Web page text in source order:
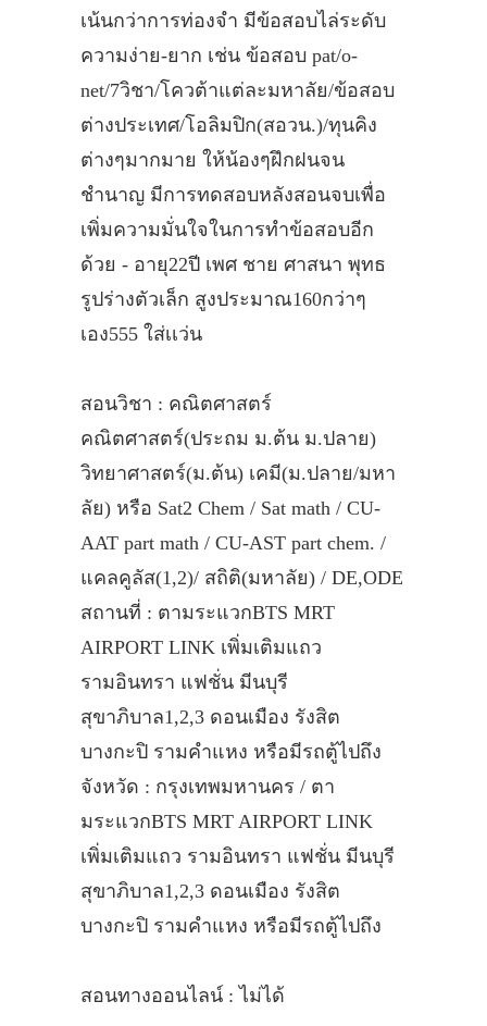
เน้นกว่าการท่องจำ มีข้อสอบไล่ระดับ
ความง่าย-ยาก เช่น ข้อสอบ pat/o-
net/7วิชา/โควต้าแต่ละมหาลัย/ข้อสอบ
ต่างประเทศ/โอลิมปิก(สอวน.)/ทุนคิง
ต่างๆมากมาย ให้น้องๆฝึกฝนจน
ชำนาญ มีการทดสอบหลังสอนจบเพื่อ
เพิ่มความมั่นใจในการทำข้อสอบอีก
ด้วย - อายุ22ปี เพศ ชาย ศาสนา พุทธ
รูปร่างตัวเล็ก สูงประมาณ160กว่าๆ
เอง555 ใส่เเว่น
สอนวิชา : คณิตศาสตร์
คณิตศาสตร์(ประถม ม.ต้น ม.ปลาย)
วิทยาศาสตร์(ม.ต้น) เคมี(ม.ปลาย/มหา
ลัย) หรือ Sat2 Chem / Sat math / CU-
AAT part math / CU-AST part chem. /
แคลคูลัส(1,2)/ สถิติ(มหาลัย) / DE,ODE
สถานที่ : ตามระแวกBTS MRT
AIRPORT LINK เพิ่มเติมแถว
รามอินทรา แฟชั่น มีนบุรี
สุขาภิบาล1,2,3 ดอนเมือง รังสิต
บางกะปิ รามคำแหง หรือมีรถตู้ไปถึง
จังหวัด : กรุงเทพมหานคร / ตา
มระแวกBTS MRT AIRPORT LINK
เพิ่มเติมแถว รามอินทรา แฟชั่น มีนบุรี
สุขาภิบาล1,2,3 ดอนเมือง รังสิต
บางกะปิ รามคำแหง หรือมีรถตู้ไปถึง
สอนทางออนไลน์ : ไม่ได้